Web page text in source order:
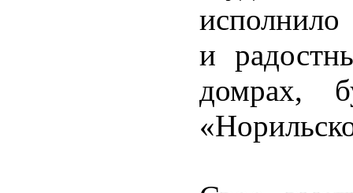
исполнило
и
домрах,